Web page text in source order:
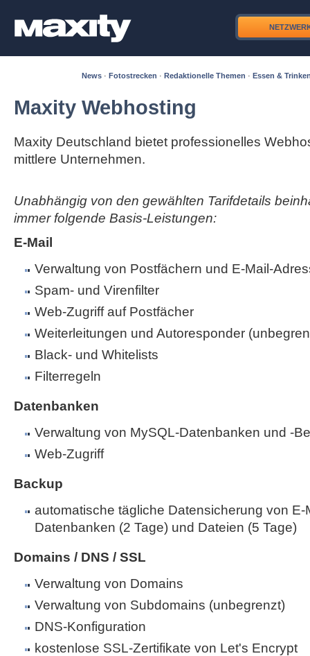
News · Fotostrecken · Redaktionelle Themen · Essen &
Maxity Webhosting
Maxity Deutschland bietet professionelles
mittlere Unternehmen.
Unabhängig von den gewählten Tarifdetails
immer folgende Basis-Leistungen:
E-Mail
Verwaltung von Postfächern und E-Mail-
Spam- und Virenfilter
Web-Zugriff auf Postfächer
Weiterleitungen und Autoresponder
Black- und Whitelists
Filterregeln
Datenbanken
Verwaltung von MySQL-Datenbanken und -
Web-Zugriff
Backup
automatische tägliche Datensicherung von E-
Datenbanken (2 Tage) und Dateien (5 Tage)
Domains / DNS / SSL
Verwaltung von Domains
Verwaltung von Subdomains (unbegrenzt)
DNS-Konfiguration
kostenlose SSL-Zertifikate von Let's Encrypt